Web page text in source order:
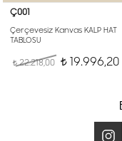
Ç001
Çerçevesiz Kanvas KALP HAT
TABLOSU
t22.218,00 t 19.996,20